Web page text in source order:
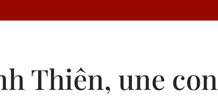
Thiên, une